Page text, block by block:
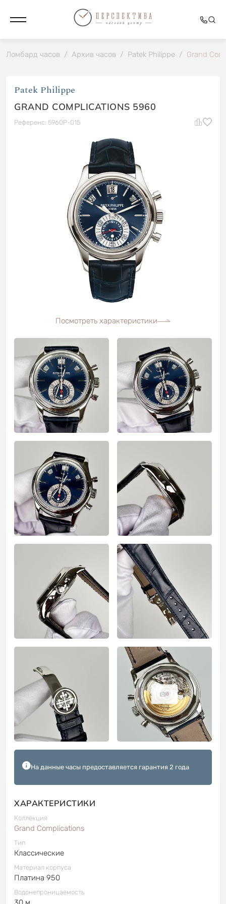
Ломбард часов / Архив часов / Patek Philippe / Grand
Patek Philippe
GRAND COMPLICATIONS 5960
Референс: 5960P-015
Посмотреть характеристики
8
На данные часы предоставляется гарантия 2 года
ХАРАКТЕРИСТИКИ
Коллекция
Grand Complications
Тип
Классические
Материал корпуса
Платина 950
Водонепроницаемость